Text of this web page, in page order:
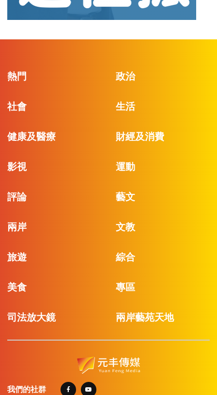
熱門 政治
社會 生活
健康及醫療 財經及消費
影視 運動
評論 藝文
兩岸 文教
旅遊 綜合
美食 專區
司法放大鏡 兩岸藝苑天地
我們的社群